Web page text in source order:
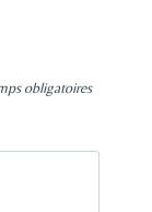
obligatoires